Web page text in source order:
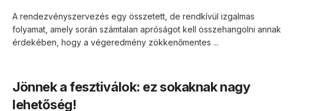
A rendezvényszervezés egy összetett, de rendkívül izgalmas
folyamat, amely során számtalan apróságot kell összehangolni annak
érdekében, hogy a végeredmény zökkenőmentes ...
Jönnek a fesztiválok: ez sokaknak nagy
lehetőség!